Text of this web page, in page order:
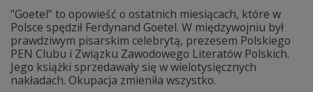
"Goetel” to opowieść o ostatnich miesiącach, które w
Polsce spędził Ferdynand Goetel. W międzywojniu był
prawdziwym pisarskim celebrytą, prezesem Polskiego
PEN Clubu i Związku Zawodowego Literatów Polskich.
Jego książki sprzedawały się w wielotysięcznych
nakładach. Okupacja zmieniła wszystko.